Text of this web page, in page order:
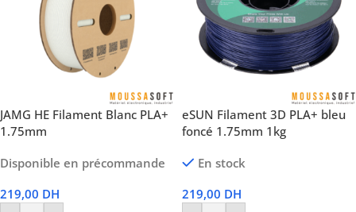
JAMG HE Filament Blanc PLA+
1.75mm
Disponible en précommande
219,00 DH
eSUN Filament 3D PLA+ bleu
foncé 1.75mm 1kg
En stock
219,00 DH